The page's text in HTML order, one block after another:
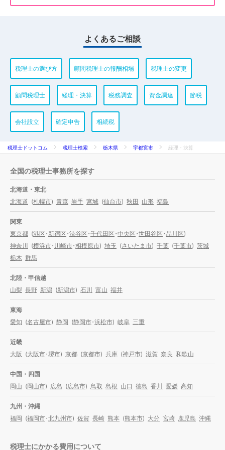
よくあるご相談
税理士の選び方 顧問税理士の報酬相場 税理士の変更
顧問税理士 経理・決算 税務調査 資金調達 節税
会社設立 確定申告 相続税
税理士ドットコム 税理士検索 栃木県 宇都宮市 経理・決算
全国の税理士事務所を探す
北海道・東北
北海道 (札幌市) 青森 岩手 宮城 (仙台市) 秋田 山形 福島
関東
東京都 (港区・新宿区・渋谷区・千代田区・中央区・世田谷区・品川区)
神奈川
(横浜市・ 川崎市・相模原市) 埼玉 (さいたま市) 千葉 (千葉市) 茨城
栃木 群馬
北陸・甲信越
山梨 長野 新潟 (新潟市) 石川 富山 福井
東海
愛知 (名古屋市) 静岡 (静岡市・浜松市) 岐阜 三重
近畿
大阪 (大阪市・堺市) 京都 (京都市) 兵庫 (神戸市) 滋賀 奈良 和歌山
中国・四国
岡山 (岡山市) 広島 (広島市) 鳥取 島根 山口 徳島 香川 愛媛 高知
九州・沖縄
福岡 (福岡市・北九州市) 佐賀 長崎 熊本 (熊本市) 大分 宮崎 鹿児島 沖縄
税理士にかかる費用について